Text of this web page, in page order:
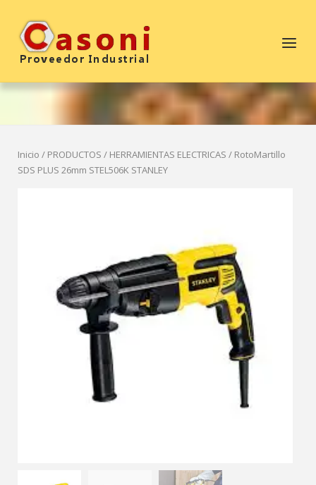
contenido
Inicio
Menú
Inicio / PRODUCTOS / HERRAMIENTAS ELECTRICAS / RotoMartillo
SDS PLUS 26mm STEL506K STANLEY